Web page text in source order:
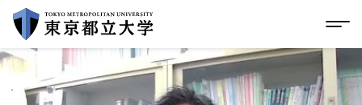
イ
ン
ン
グローバルメニューにスキップ メ